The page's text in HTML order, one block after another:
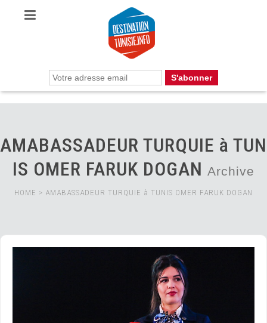
AMABASSADEUR TURQUIE à TUN
IS OMER FARUK DOGAN Archive
HOME > AMABASSADEUR TURQUIE à TUNIS OMER FARUK DOGAN